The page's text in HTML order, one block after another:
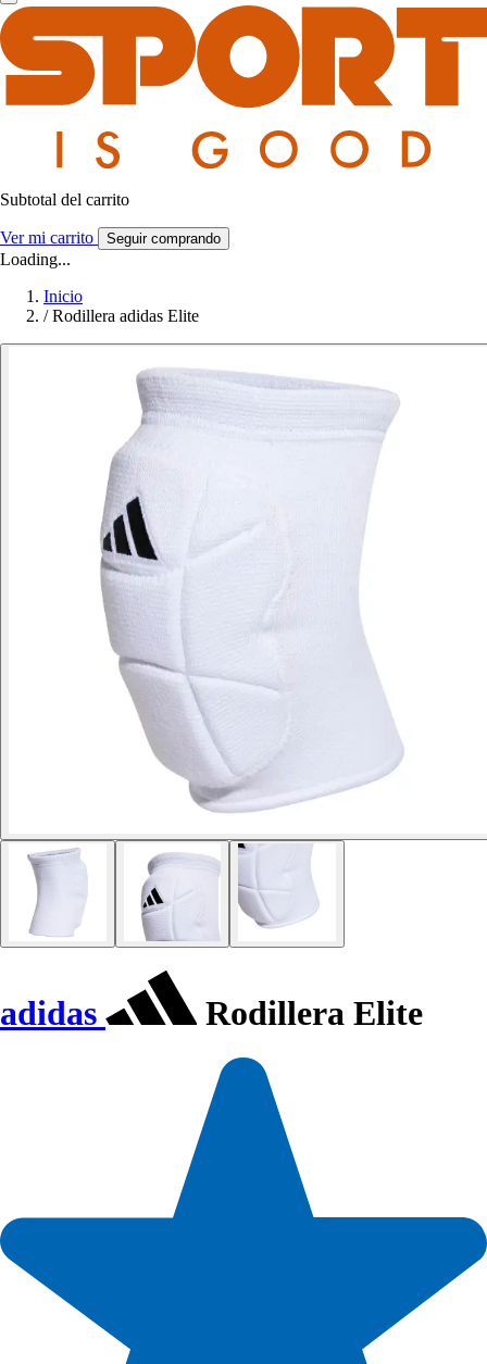
Subtotal del carrito
Ver mi carrito Seguir comprando
Loading...
Inicio
/ Rodillera adidas Elite
adidas Rodillera Elite